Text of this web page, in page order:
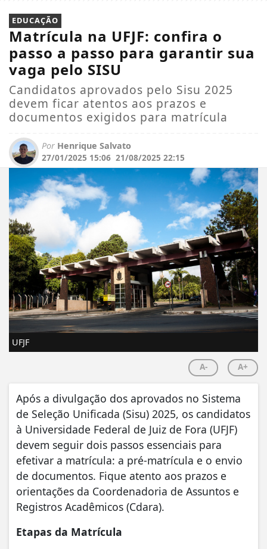
EDUCAÇÃO
Matrícula na UFJF: confira o
passo a passo para garantir sua
vaga pelo SISU
Candidatos aprovados pelo Sisu 2025
devem ficar atentos aos prazos e
documentos exigidos para matrícula
Por Henrique Salvato
27/01/2025 15:06 21/08/2025 22:15
UFJF
A- A+
Após a divulgação dos aprovados no Sistema
de Seleção Unificada (Sisu) 2025, os candidatos
à Universidade Federal de Juiz de Fora (UFJF)
devem seguir dois passos essenciais para
efetivar a matrícula: a pré-matrícula e o envio
de documentos. Fique atento aos prazos e
orientações da Coordenadoria de Assuntos e
Registros Acadêmicos (Cdara).
Etapas da Matrícula